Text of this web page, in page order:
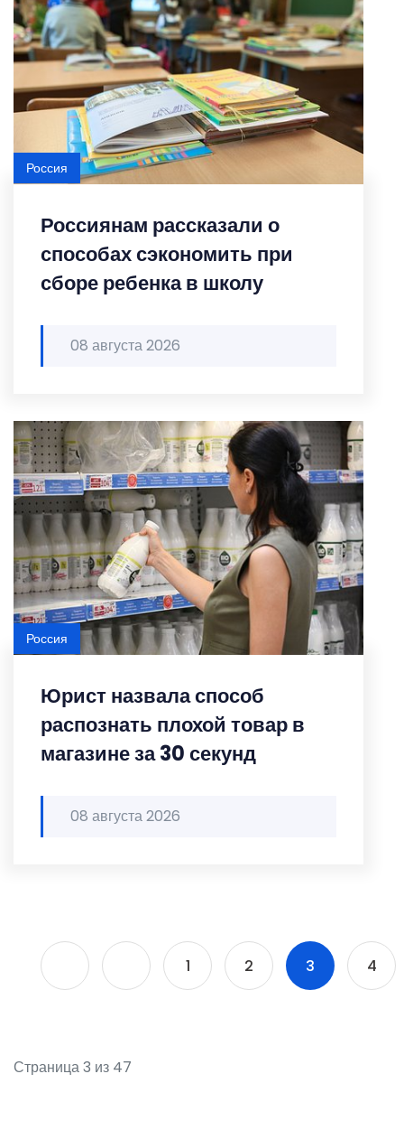
Россиянам рассказали о
способах сэкономить при
сборе ребенка в школу
08 августа 2026
Россия
Юрист назвала способ
распознать плохой товар в
магазине за 30 секунд
08 августа 2026
Россия
1 2 3 4
Страница 3 из 47